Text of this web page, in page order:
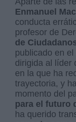
Enmanuel
conducta
profesor de
de
publicado en el
dirigida al líder
en la que ha
trayectoria, y
momento del
para el futuro
ha querido